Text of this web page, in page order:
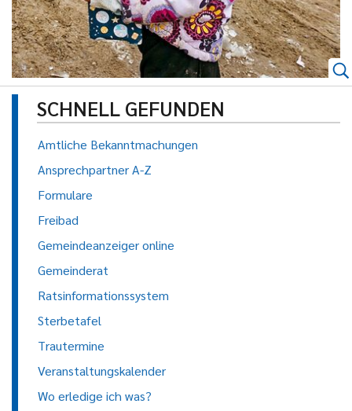
SCHNELL GEFUNDEN
Amtliche Bekanntmachungen
Ansprechpartner A-Z
Formulare
Freibad
Gemeindeanzeiger online
Gemeinderat
Ratsinformationssystem
Sterbetafel
Trautermine
Veranstaltungskalender
Wo erledige ich was?